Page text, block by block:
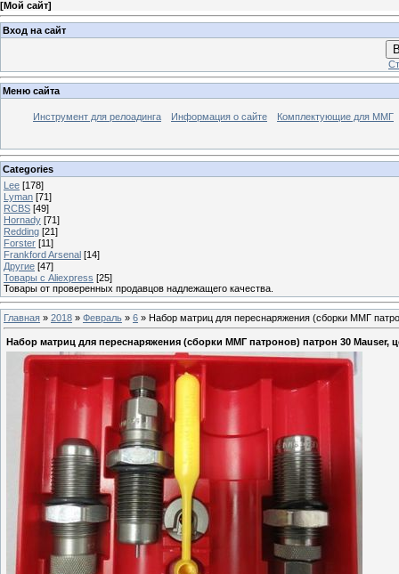
[Мой сайт]
Вход на сайт
Меню сайта
Инструмент для релоадинга Информация о сайте Комплектующие для ММГ
Categories
Lee [178]
Lyman [71]
RCBS [49]
Hornady [71]
Redding [21]
Forster [11]
Frankford Arsenal [14]
Другие [47]
Товары с Aliexpress [25]
Товары от проверенных продавцов надлежащего качества.
Главная » 2018 » Февраль » 6 » Набор матриц для переснаряжения (сборки ММГ
Набор матриц для переснаряжения (сборки ММГ патронов) патрон 30 Mauser,